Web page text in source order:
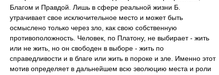
Благом и Правдой. Лишь в сфере реальной жизни Б.
утрачивает свое исключительное место и может быть
осмыслено только через зло, как свою собственную
противоположность. Человек, по Платону, не выбирает - жить
или не жить, но он свободен в выборе - жить по
справедливости и в благе или жить в пороке и зле. Именно этот
мотив определяет в дальнейшем всю эволюцию места и роли